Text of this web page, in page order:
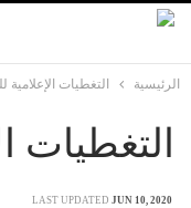
الرئيسية التغطيات الإعلامية
التغطيات
LAST UPDATED JUN 10, 2020